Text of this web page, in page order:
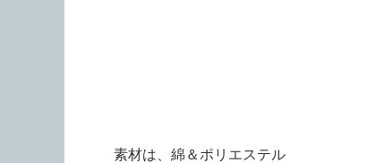
素材は、綿＆ポリエステル